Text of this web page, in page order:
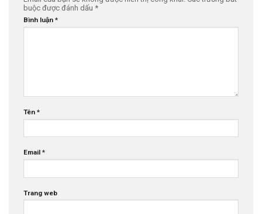
buộc được đánh dấu *
Bình luận *
Tên *
Email *
Trang web